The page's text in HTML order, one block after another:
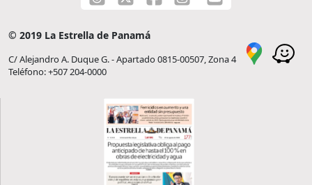
© 2019 La Estrella de Panamá
C/ Alejandro A. Duque G. - Apartado 0815-00507, Zona 4
Teléfono: +507 204-0000